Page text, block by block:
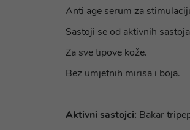
Anti age serum za
Sastoji se od aktivnih
Za sve tipove kože.
Bez umjetnih mirisa i boja.
Aktivni sastojci: Bakar